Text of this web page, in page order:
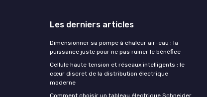
Les derniers articles
Dimensionner sa pompe à chaleur air-eau : la
puissance juste pour ne pas ruiner le bénéfice
Cellule haute tension et réseaux intelligents : le
cœur discret de la distribution électrique
moderne
Comment choisir un tableau électrique Schneider